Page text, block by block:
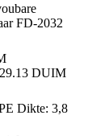
FD-2032
DUIM
Dikte: 3,8